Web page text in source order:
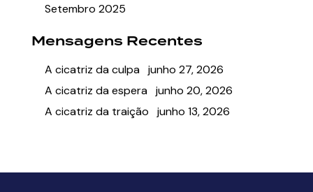
Setembro 2025
Mensagens Recentes
A cicatriz da culpa junho 27, 2026
A cicatriz da espera junho 20, 2026
A cicatriz da traição
junho 13, 2026